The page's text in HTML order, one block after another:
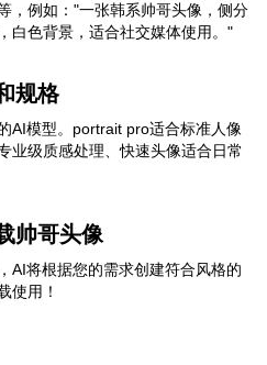
，例如："一张韩系帅哥头像，侧分
白色背景，适合社交媒体使用。"
规格
AI模型。portrait pro适合标准人像
业级质感处理、快速头像适合日常
帅哥头像
AI将根据您的需求创建符合风格的
使用！